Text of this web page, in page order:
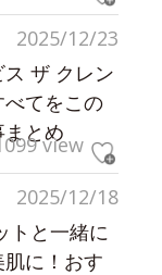
2025/12/23
ス ザ クレン
てをこの
とめview
2025/12/18
トと一緒に
に！おす